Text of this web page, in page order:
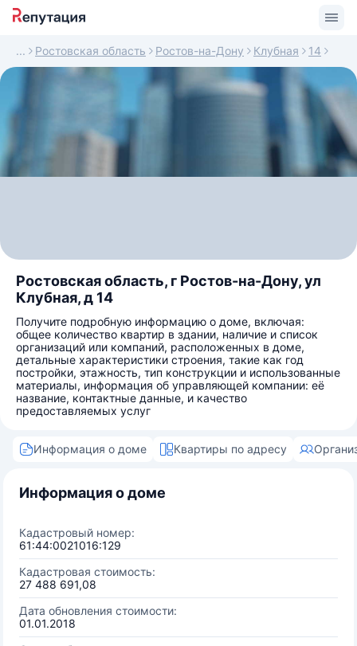
Ростовская область Ростов-на-Дону Клубная 14
Ростовская область, г Ростов-на-Дону, ул
Клубная, д 14
Получите подробную информацию о доме, включая:
общее количество квартир в здании, наличие и список
организаций или компаний, расположенных в доме,
детальные характеристики строения, такие как год
постройки, этажность, тип конструкции и использованные
материалы, информация об управляющей компании: её
название, контактные данные, и качество
предоставляемых услуг
Информация о доме Квартиры по адресу
Информация о доме
Кадастровый номер:
61:44:0021016:129
Кадастровая стоимость:
27 488 691,08
Дата обновления стоимости:
01.01.2018